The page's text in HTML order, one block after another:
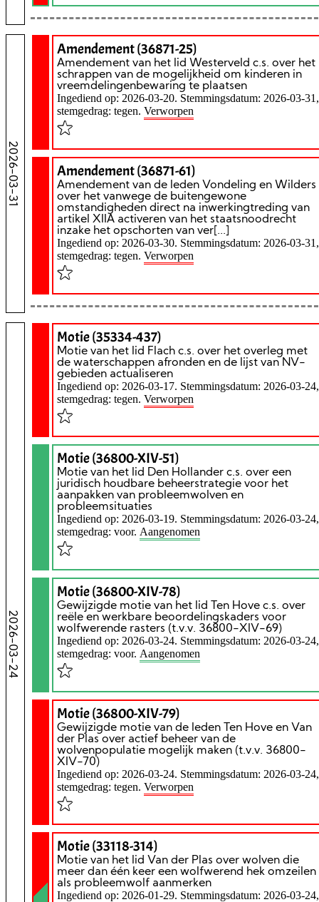
2026-03-31
Amendement (36871-25)
Amendement van het lid Westerveld c.s. over het
schrappen van de mogelijkheid om kinderen in
vreemdelingenbewaring te plaatsen
Ingediend op: 2026-03-20. Stemmingsdatum: 2026-03-31,
stemgedrag: tegen. Verworpen
Amendement (36871-61)
Amendement van de leden Vondeling en Wilders
over het vanwege de buitengewone
omstandigheden direct na inwerkingtreding van
artikel XIIA activeren van het staatsnoodrecht
inzake het opschorten van ver[...]
Ingediend op: 2026-03-30. Stemmingsdatum: 2026-03-31,
stemgedrag: tegen. Verworpen
2026-03-24
Motie (35334-437)
Motie van het lid Flach c.s. over het overleg met
de waterschappen afronden en de lijst van NV-
gebieden actualiseren
Ingediend op: 2026-03-17. Stemmingsdatum: 2026-03-24,
stemgedrag: tegen. Verworpen
Motie (36800-XIV-51)
Motie van het lid Den Hollander c.s. over een
juridisch houdbare beheerstrategie voor het
aanpakken van probleemwolven en
probleemsituaties
Ingediend op: 2026-03-19. Stemmingsdatum: 2026-03-24,
stemgedrag: voor. Aangenomen
Motie (36800-XIV-78)
Gewijzigde motie van het lid Ten Hove c.s. over
reële en werkbare beoordelingskaders voor
wolfwerende rasters (t.v.v. 36800-XIV-69)
Ingediend op: 2026-03-24. Stemmingsdatum: 2026-03-24,
stemgedrag: voor. Aangenomen
Motie (36800-XIV-79)
Gewijzigde motie van de leden Ten Hove en Van
der Plas over actief beheer van de
wolvenpopulatie mogelijk maken (t.v.v. 36800-
XIV-70)
Ingediend op: 2026-03-24. Stemmingsdatum: 2026-03-24,
stemgedrag: tegen. Verworpen
Motie (33118-314)
Motie van het lid Van der Plas over wolven die
meer dan één keer een wolfwerend hek omzeilen
als probleemwolf aanmerken
Ingediend op: 2026-01-29. Stemmingsdatum: 2026-03-24,